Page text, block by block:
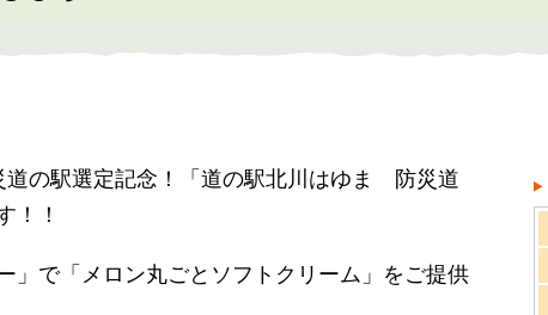
の駅選定記念！「道の駅北川はゆま 防災道
！！
」で「メロン丸ごとソフトクリーム」をご提供